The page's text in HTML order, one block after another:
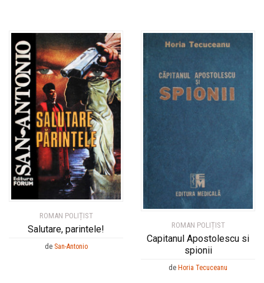
ROMAN POLIȚIST
Salutare, parintele!
de San-Antonio
ROMAN POLIȚIST
Capitanul Apostolescu si
spionii
de Horia Tecuceanu